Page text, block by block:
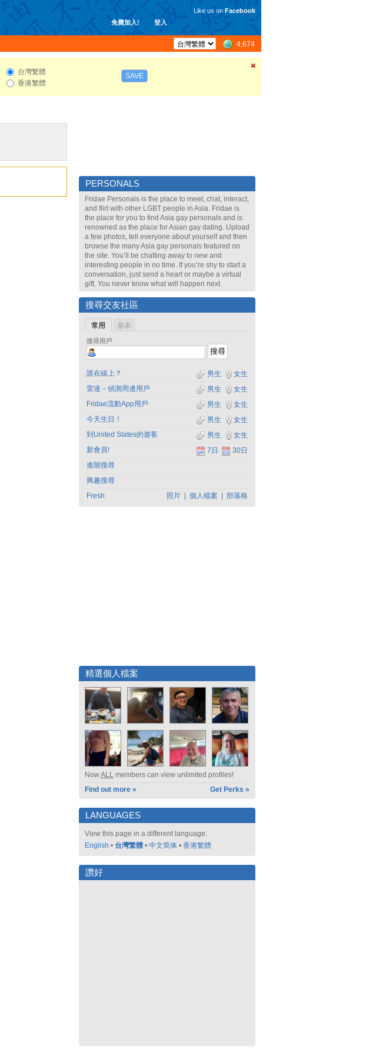
免費加入! 登入
Like us on Facebook
4,674
台灣繁體
香港繁體
SAVE
PERSONALS
Fridae Personals is the place to meet, chat, interact,
and flirt with other LGBT people in Asia. Fridae is
the place for you to find Asia gay personals and is
renowned as the place for Asian gay dating. Upload
a few photos, tell everyone about yourself and then
browse the many Asia gay personals featured on
the site. You’ll be chatting away to new and
interesting people in no time. If you’re shy to start a
conversation, just send a heart or maybe a virtual
gift. You never know what will happen next.
搜尋交友社區
常用 基本
搜尋用戶
誰在線上？ 女生
男生
雷達－偵測周邊用戶
女生
男生
Fridae流動App用戶
女生
男生
今天生日！
女生
男生
到United States的遊客
女生
男生
新會員!
30日
7日
進階搜尋
興趣搜尋
Fresh
照片 個人檔案 部落格
精選個人檔案
NowALL members can view unlimited profiles!
Find out more »
Get Perks »
LANGUAGES
View this page in a different language:
English • 台灣繁體 • 中文简体 • 香港繁體
讚好